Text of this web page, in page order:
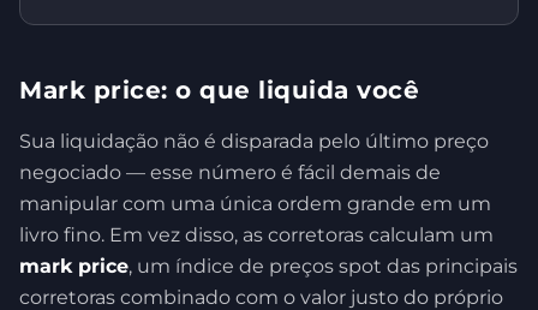
Mark price: o que liquida você
Sua liquidação não é disparada pelo último preço
negociado — esse número é fácil demais de
manipular com uma única ordem grande em um
livro fino. Em vez disso, as corretoras calculam um
mark price, um índice de preços spot das principais
corretoras combinado com o valor justo do próprio